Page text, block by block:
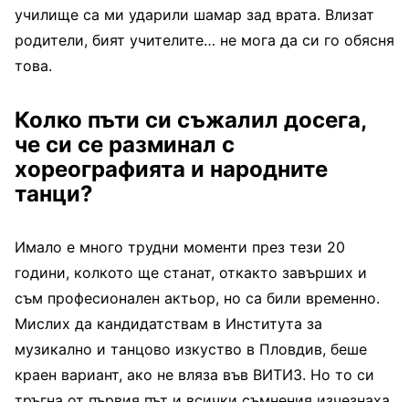
училище са ми ударили шамар зад врата. Влизат
родители, бият учителите… не мога да си го обясня
това.
Колко пъти си съжалил досега,
че си се разминал с
хореографията и народните
танци?
Имало е много трудни моменти през тези 20
години, колкото ще станат, откакто завърших и
съм професионален актьор, но са били временно.
Мислих да кандидатствам в Института за
музикално и танцово изкуство в Пловдив, беше
краен вариант, ако не вляза във ВИТИЗ. Но то си